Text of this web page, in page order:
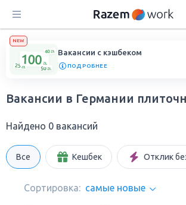
NEW
Вакансии с кэшбеком
ПОДРОБНЕЕ
Вакансии в Германии
Найдено 0 вакансий
Все Кешбек Отклик
Сортировка: самые новые